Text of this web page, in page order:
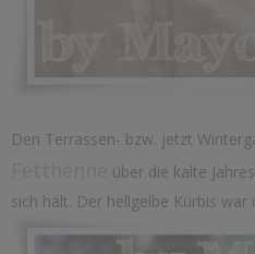
Den Terrassen- bzw. jetzt
über die kalte
sich hält. Der hellgelbe Kürbis